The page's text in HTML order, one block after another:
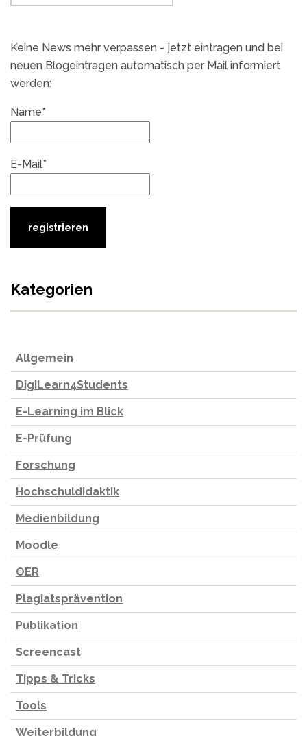
Keine News mehr verpassen - jetzt eintragen und bei
neuen Blogeintragen automatisch per Mail informiert
werden:
Name*
E-Mail*
Kategorien
Allgemein
DigiLearn4Students
E-Learning im Blick
E-Prüfung
Forschung
Hochschuldidaktik
Medienbildung
Moodle
OER
Plagiatsprävention
Publikation
Screencast
Tipps & Tricks
Tools
Weiterbildung